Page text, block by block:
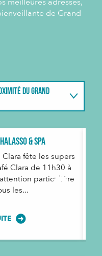
meilleures adresses,
de Grand
DU GRAND
DE GRAND PHARE
& Spa
fête les supers
Clara de 11h30 à
particulière
les...